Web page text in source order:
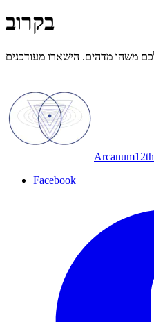
בקרוב
Arcanum12th
Facebook